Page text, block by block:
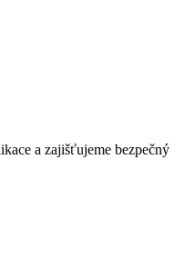
a zajišťujeme bezpečný